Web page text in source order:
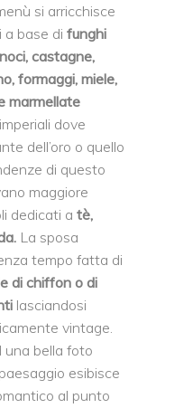
si arricchisce
a base di funghi
castagne,
formaggi, miele,
marmellate
dove
dell’oro o quello
di questo
maggiore
dedicati a tè,
La sposa
tempo fatta di
di chiffon o di
lasciandosi
vintage.
una bella foto
esibisce
al punto